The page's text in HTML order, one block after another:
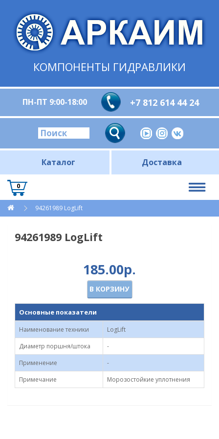
КОМПОНЕНТЫ ГИДРАВЛИКИ
ПН-ПТ 9:00-18:00 +7 812 614 44 24
Каталог Доставка
0
94261989 LogLift
94261989 LogLift
185.00р.
В КОРЗИНУ
Основные показатели
Наименование техники
LogLift
Диаметр поршня/штока
-
Применение
-
Примечание
Морозостойкие уплотнения